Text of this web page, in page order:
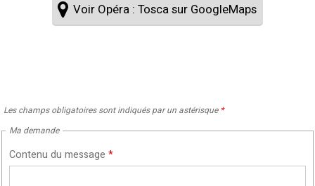
Voir Opéra : Tosca sur GoogleMaps
Les champs obligatoires sont indiqués par un astérisque *
Ma demande
Contenu du message *